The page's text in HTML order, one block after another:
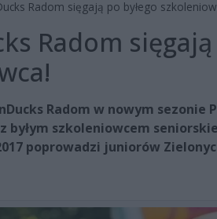
Radom sięgają po byłego
Radom sięgają
Radom w nowym
z byłym szkoleniowcem
poprowadzi juniorów